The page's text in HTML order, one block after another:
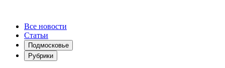
Все новости
Статьи
Подмосковье
Рубрики